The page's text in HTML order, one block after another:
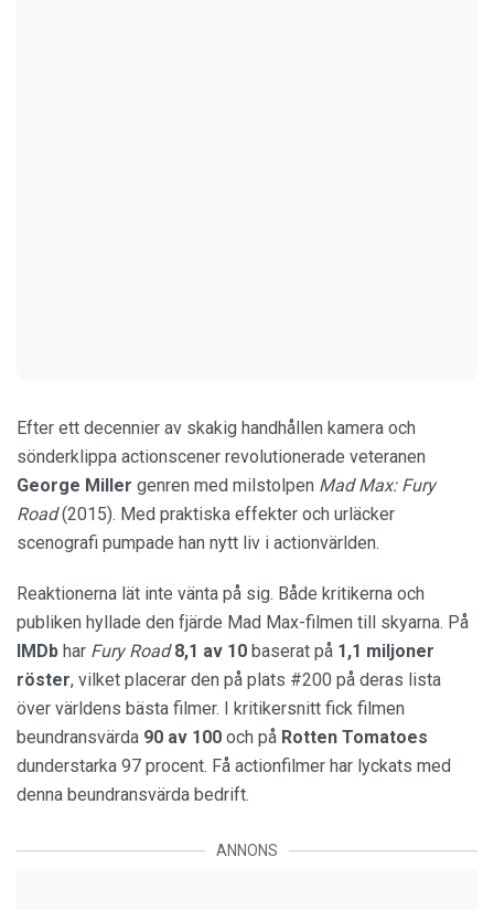
Efter ett decennier av skakig handhållen kamera och
sönderklippa actionscener revolutionerade veteranen
George Miller genren med milstolpen Mad Max: Fury
Road(2015). Med praktiska effekter och urläcker
scenografi pumpade han nytt liv i actionvärlden.
Reaktionerna lät inte vänta på sig. Både kritikerna och
publiken hyllade den fjärde Mad Max-filmen till skyarna. På
IMDb har Fury Road8,1 av 10 baserat på 1,1 miljoner
röster, vilket placerar den på plats #200 på deras lista
över världens bästa filmer. I kritikersnitt fick filmen
beundransvärda 90 av 100 och på Rotten Tomatoes
dunderstarka 97 procent. Få actionfilmer har lyckats med
denna beundransvärda bedrift.
ANNONS